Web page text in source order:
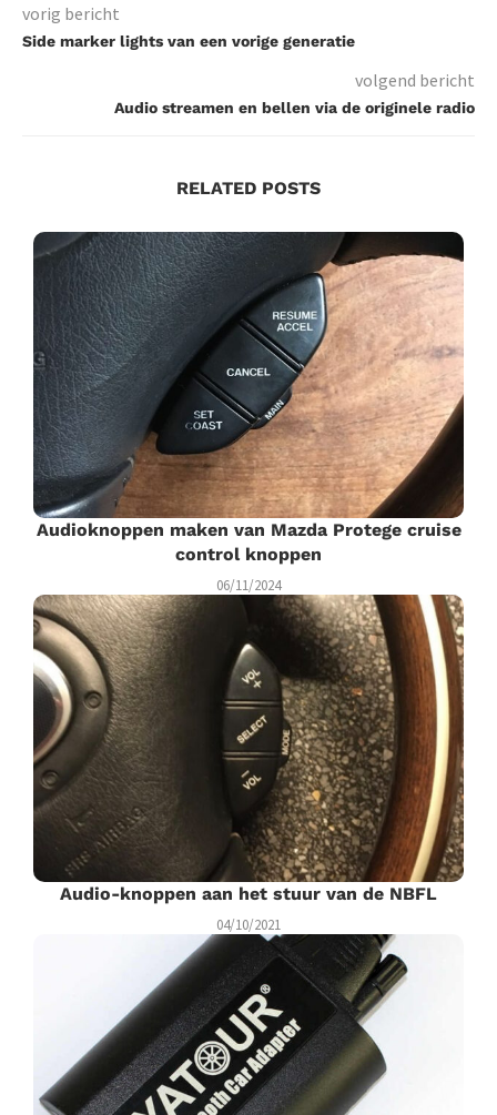
vorig bericht
Side marker lights van een vorige generatie
volgend bericht
Audio streamen en bellen via de originele radio
RELATED POSTS
Audioknoppen maken van Mazda Protege cruise
control knoppen
06/11/2024
Audio-knoppen aan het stuur van de NBFL
04/10/2021